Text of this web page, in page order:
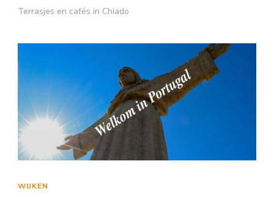
Terrasjes en cafés in Chiado
WIJKEN